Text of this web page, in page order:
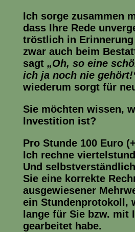
Ich sorge zusammen
dass Ihre Rede
tröstlich in Erinnerung
zwar auch beim
sagt „Oh, so eine
ich ja noch nie
wiederum sorgt für
Sie möchten wissen,
Investition ist?
Pro Stunde 100 Euro
Ich rechne v
Und
Sie eine korrekte
ausgewiesener
ein Stundenprotokoll,
lange für Sie bzw. mit
gearbeitet habe.